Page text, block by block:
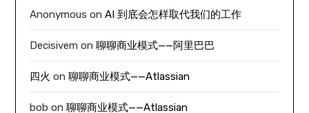
Anonymous onAI 到底会怎样取代我们的工作
Decisivem on聊聊商业模式——阿里巴巴
四火 on聊聊商业模式——Atlassian
bob on聊聊商业模式——Atlassian